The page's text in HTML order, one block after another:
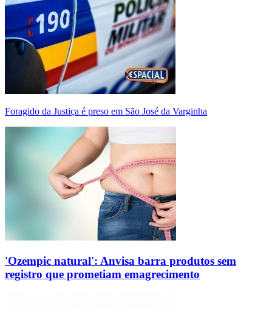
Foragido da Justiça é preso em São José da Varginha
'Ozempic natural': Anvisa barra produtos sem
registro que prometiam emagrecimento